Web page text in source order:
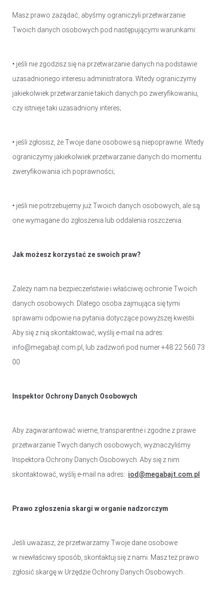
Masz prawo zażądać, abyśmy ograniczyli przetwarzanie
Twoich danych osobowych pod następującymi warunkami:
• jeśli nie zgodzisz się na przetwarzanie danych na podstawie
uzasadnionego interesu administratora. Wtedy ograniczymy
jakiekolwiek przetwarzanie takich danych po zweryfikowaniu,
czy istnieje taki uzasadniony interes;
• jeśli zgłosisz, że Twoje dane osobowe są niepoprawne. Wtedy
ograniczymy jakiekolwiek przetwarzanie danych do momentu
zweryfikowania ich poprawności;
• jeśli nie potrzebujemy już Twoich danych osobowych, ale są
one wymagane do zgłoszenia lub oddalenia roszczenia.
Jak możesz korzystać ze swoich praw?
Zależy nam na bezpieczeństwie i właściwej ochronie Twoich
danych osobowych. Dlatego osoba zajmująca się tymi
sprawami odpowie na pytania dotyczące powyższej kwestii.
Aby się z nią skontaktować, wyślij e-mail na adres:
info@megabajt.com.pl, lub zadzwoń pod numer +48 22 560 73
00
Inspektor Ochrony Danych Osobowych
Aby zagwarantować wierne, transparentne i zgodne z prawe
przetwarzanie Twych danych osobowych, wyznaczyliśmy
Inspektora Ochrony Danych Osobowych. Aby się z nim
skontaktować, wyślij e-mail na adres: iod@megabajt.com.pl
Prawo zgłoszenia skargi w organie nadzorczym
Jeśli uważasz, że przetwarzamy Twoje dane osobowe
w niewłaściwy sposób, skontaktuj się z nami. Masz też prawo
zgłosić skargę w Urzędzie Ochrony Danych Osobowych..